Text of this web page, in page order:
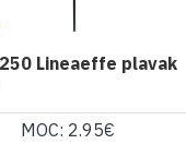
Lineaeffe plavak
MOC: 2.95€